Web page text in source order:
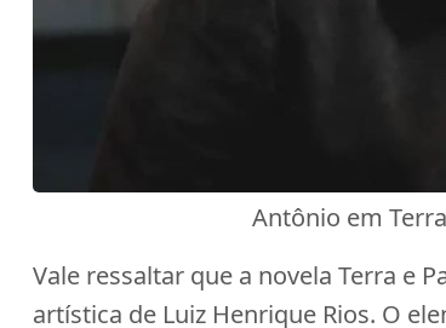
Antônio em
Vale ressaltar que a novela Terra e
artística de Luiz Henrique Rios. O